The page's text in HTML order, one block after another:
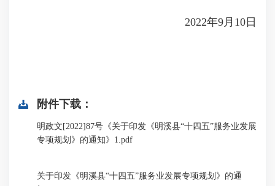
2022年9月10日
附件下载：
明政文[2022]87号《关于印发《明溪县“十四五”服务业发展
专项规划》的通知》1.pdf
关于印发《明溪县“十四五”服务业发展专项规划》的通